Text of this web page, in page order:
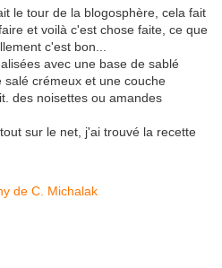
le tour de la blogosphère, cela fait
et voilà c'est chose faite, ce que
c'est bon...
avec une base de sablé
crémeux et une couche
des noisettes ou amandes
sur le net, j'ai trouvé la recette